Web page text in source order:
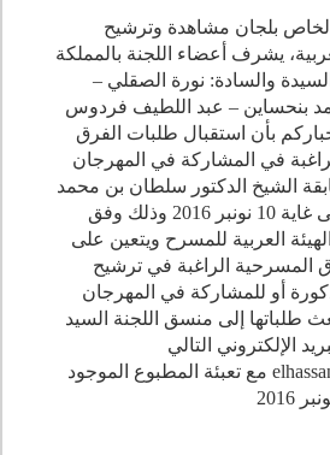
الخاص بلجان مشاهدة وترشيح
يشرف أعضاء اللجنة بالمملكة
والسادة: نورة الصقلي –
بنحساين – عبد اللطيف فردوس
بأن استقبال طلبات الفرق
في المشاركة في المهرجان
الشيخ الدكتور سلطان بن محمد
القاسمي ستتواصل إلى غاية 10 نونبر 2016 وذلك وفق
العربية للمسرح ويتعين على
المسرحية الراغبة في ترشيح
أو للمشاركة في المهرجان
طلباتها إلى منسق اللجنة السيد
الإلكتروني التالي
مع تعبئة المطبوع الموجود